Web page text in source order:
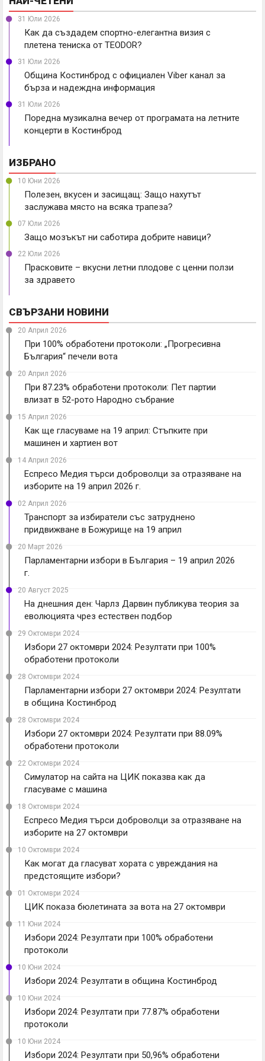
31 Юли 2026
Как да създадем спортно-елегантна визия с
плетена тениска от TEODOR?
31 Юли 2026
Община Костинброд с официален Viber канал за
бърза и надеждна информация
31 Юли 2026
Поредна музикална вечер от програмата на летните
концерти в Костинброд
ИЗБРАНО
10 Юни 2026
Полезен, вкусен и засищащ: Защо нахутът
заслужава място на всяка трапеза?
07 Юли 2026
Защо мозъкът ни саботира добрите навици?
22 Юли 2026
Прасковите – вкусни летни плодове с ценни ползи
за здравето
СВЪРЗАНИ НОВИНИ
20 Април 2026
При 100% обработени протоколи: „Прогресивна
България“ печели вота
20 Април 2026
При 87.23% обработени протоколи: Пет партии
влизат в 52-рото Народно събрание
15 Април 2026
Как ще гласуваме на 19 април: Стъпките при
машинен и хартиен вот
14 Април 2026
Еспресо Медия търси доброволци за отразяване на
изборите на 19 април 2026 г.
02 Април 2026
Транспорт за избиратели със затруднено
придвижване в Божурище на 19 април
20 Март 2026
Парламентарни избори в България – 19 април 2026
г.
20 Август 2025
На днешния ден: Чарлз Дарвин публикува теория за
еволюцията чрез естествен подбор
29 Октомври 2024
Избори 27 октомври 2024: Резултати при 100%
обработени протоколи
28 Октомври 2024
Парламентарни избори 27 октомври 2024: Резултати
в община Костинброд
28 Октомври 2024
Избори 27 октомври 2024: Резултати при 88.09%
обработени протоколи
22 Октомври 2024
Симулатор на сайта на ЦИК показва как да
гласуваме с машина
18 Октомври 2024
Еспресо Медия търси доброволци за отразяване на
изборите на 27 октомври
10 Октомври 2024
Как могат да гласуват хората с увреждания на
предстоящите избори?
01 Октомври 2024
ЦИК показа бюлетината за вота на 27 октомври
11 Юни 2024
Избори 2024: Резултати при 100% обработени
протоколи
10 Юни 2024
Избори 2024: Резултати в община Костинброд
10 Юни 2024
Избори 2024: Резултати при 77.87% обработени
протоколи
10 Юни 2024
Избори 2024: Резултати при 50,96% обработени